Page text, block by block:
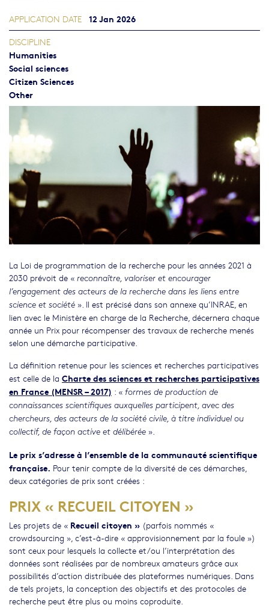
La Loi de programmation de la recherche pour les années 2021 à
2030 prévoit de « reconnaître, valoriser et encourager
l’engagement des acteurs de la recherche dans les liens entre
science et société ». Il est précisé dans son annexe qu’INRAE, en
lien avec le Ministère en charge de la Recherche, décernera chaque
année un Prix pour récompenser des travaux de recherche menés
selon une démarche participative.
La définition retenue pour les sciences et recherches participatives
est celle de la Charte des sciences et recherches participatives
en France (MENSR – 2017) : « formes de production de
connaissances scientifiques auxquelles participent, avec des
chercheurs, des acteurs de la société civile, à titre individuel ou
collectif, de façon active et délibérée ».
Le prix s’adresse à l’ensemble de la communauté scientifique
française. Pour tenir compte de la diversité de ces démarches,
deux catégories de prix sont créées :
PRIX « RECUEIL CITOYEN »
Les projets de « Recueil citoyen » (parfois nommés «
crowdsourcing », c’est-à-dire « approvisionnement par la foule »)
sont ceux pour lesquels la collecte et/ou l’interprétation des
données sont réalisées par de nombreux amateurs grâce aux
possibilités d’action distribuée des plateformes numériques. Dans
de tels projets, la conception des objectifs et des protocoles de
recherche peut être plus ou moins coproduite.
APPLICATION DATE 12 Jan 2026
DISCIPLINE
Humanities
Social sciences
Citizen Sciences
Other